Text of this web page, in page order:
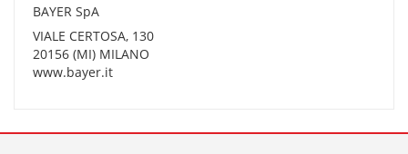
BAYER SpA
VIALE CERTOSA, 130
20156 (MI) MILANO
www.bayer.it